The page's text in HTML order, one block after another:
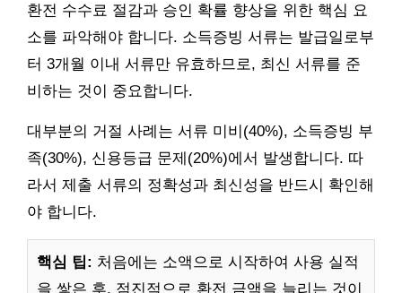
환전 수수료 절감과 승인 확률 향상을 위한 핵심 요
소를 파악해야 합니다. 소득증빙 서류는 발급일로부
터 3개월 이내 서류만 유효하므로, 최신 서류를 준
비하는 것이 중요합니다.
대부분의 거절 사례는 서류 미비(40%), 소득증빙 부
족(30%), 신용등급 문제(20%)에서 발생합니다. 따
라서 제출 서류의 정확성과 최신성을 반드시 확인해
야 합니다.
핵심 팁: 처음에는 소액으로 시작하여 사용 실적
을 쌓은 후, 점진적으로 환전 금액을 늘리는 것이